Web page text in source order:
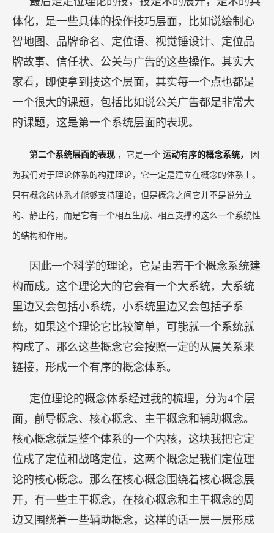
体化，是一些具体的操作技巧层面，比如说绘制心
智地图、品牌命名、定位语、视觉锤设计、定位品
牌故事、信任状、公关与广告的这些操作。其实大
家看，即使拿到技这个层面，其实每一个点也都是
一个很大的课题，包括比如说公关广告都是非常大
的课题，这是第一个系统层面的表现。
第二个系统层面的表现 ，它是一个 运动有序的概念系统， 因
为我们对于理论体系的构建理论，它一定是建立在概念的体系上。
只有概念的体系才能够支持理论，但是概念之间它并不是说分立
的、静止的，而是它有一个相互生成、相互支撑的这么一个系统性
的结构和作用。
因此一个科学的理论，它是由若干个概念系统建
构而成。这个理论大的它会有一个大系统，大系统
里边又会包括小系统，小系统里边又会包括子系
统，如果这个理论它比较简单，可能就一个系统就
构成了。那么这些概念它会按照一定的从属关系来
链接，形成一个有序的概念体系。
定位理论的概念体系经过我的梳理，分为4个层
面，前导概念、核心概念、主干概念和辅助概念。
核心概念就是整个体系的一个内核，这块我把它定
位成了定位和战略定位，这两个概念是我们定位理
论的核心概念。那么在核心概念围绕着核心概念展
开，有一些主干概念，在核心概念和主干概念的周
边又围绕着一些辅助概念，这样的话一层一层形成